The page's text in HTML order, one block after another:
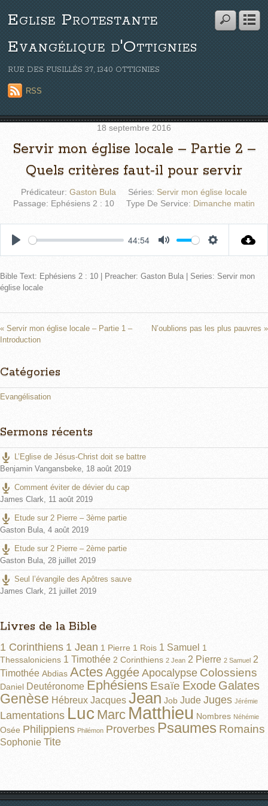
Eglise Protestante
Evangélique d'Ottignies
RUE DES FUSILLÉS 37, 1340 OTTIGNIES
RSS
18 septembre 2016
Servir mon église locale – Partie 2 –
Quels critères faut-il pour servir
Prédicateur: Gaston Bula Séries: Servir mon église locale
Passage: Ephésiens 2 : 10 Type De Service: Dimanche matin
a
y
44:54
t
t
g
Bible Text: Ephésiens 2 : 10 | Preacher: Gaston Bula | Series: Servir mon
église locale
« Servir mon église locale – Partie 1 –
Introduction
N’oublions pas les plus pauvres »
Catégories
Evangélisation
Sermons récents
L’Eglise de Jésus-Christ doit se battre
Benjamin Vangansbeke, 18 août 2019
Comment éviter de dévier du cap
James Clark, 11 août 2019
Etude sur 2 Pierre – 3ème partie
Gaston Bula, 4 août 2019
Etude sur 2 Pierre – 2ème partie
Gaston Bula, 28 juillet 2019
Seul l’évangile des Apôtres sauve
James Clark, 21 juillet 2019
Livres de la Bible
1 Corinthiens 1 Jean 1 Pierre 1 Rois 1 Samuel 1
Thessaloniciens 1 Timothée 2 Corinthiens 2 Jean 2 Pierre 2 Samuel 2
Timothée Abdias ActesAggée Apocalypse Colossiens
Daniel Deutéronome Ephésiens Esaïe Exode Galates
Genèse Hébreux Jacques Jean Job Jude Juges Jérémie
Lamentations Luc Marc Matthieu Nombres Néhémie
Osée Philippiens Philémon Proverbes Psaumes Romains
Sophonie Tite